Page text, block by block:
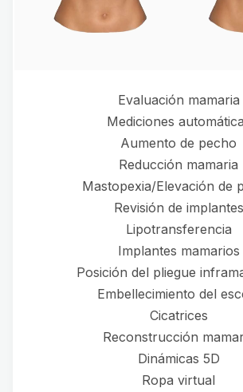
Evaluación mamaria
Mediciones
Aumento de pecho
Reducción mamaria
Mastopexia/Elevación de
Revisión de implantes
Lipotransferencia
Implantes mamarios
Posición del pliegue
Embellecimiento del
Cicatrices
Reconstrucción
Dinámicas 5D
Ropa virtual